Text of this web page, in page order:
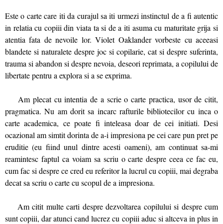
Este o carte care iti da curajul sa iti urmezi instinctul de a fi autentic
in relatia cu copiii din viata ta si de a iti asuma cu maturitate grija si
atentia fata de nevoile lor. Violet Oaklander vorbeste cu aceeasi
blandete si naturalete despre joc si copilarie, cat si despre suferinta,
trauma si abandon si despre nevoia, deseori reprimata, a copilului de
libertate pentru a explora si a se exprima.
Am plecat cu intentia de a scrie o carte practica, usor de citit,
pragmatica. Nu am dorit sa incarc rafturile bibliotecilor cu inca o
carte academica, ce poate fi inteleasa doar de cei initiati. Desi
ocazional am simtit dorinta de a-i impresiona pe cei care pun pret pe
eruditie (eu fiind unul dintre acesti oameni), am continuat sa-mi
reamintesc faptul ca voiam sa scriu o carte despre ceea ce fac eu,
cum fac si despre ce cred eu referitor la lucrul cu copiii, mai degraba
decat sa scriu o carte cu scopul de a impresiona.
Am citit multe carti despre dezvoltarea copilului si despre cum
sunt copiii, dar atunci cand lucrez cu copiii aduc si altceva in plus in